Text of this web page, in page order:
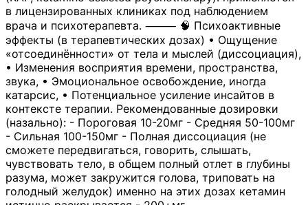
в лицензированных клиниках под наблюдением
врача и психотерапевта. ⸻ 🧠 Психоактивные
эффекты (в терапевтических дозах) • Ощущение
«отсоединённости» от тела и мыслей (диссоциация),
• Изменения восприятия времени, пространства,
звука, • Эмоциональное освобождение, иногда
катарсис, • Потенциальное усиление инсайтов в
контексте терапии. Рекомендованные дозировки
(назально): - Пороговая 10-20мг - Средняя 50-100мг
- Сильная 100-150мг - Полная диссоциация (не
сможете передвигаться, говорить, слышать,
чувствовать тело, в общем полный отлет в глубины
разума, может закружится голова, триповать на
голодный желудок) именно на этих дозах кетамин